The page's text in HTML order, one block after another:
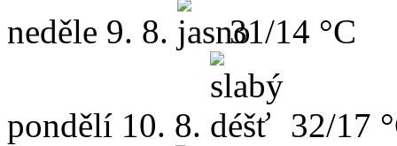
neděle 9. 8. 31/14 °C
pondělí 10. 8.
32/17